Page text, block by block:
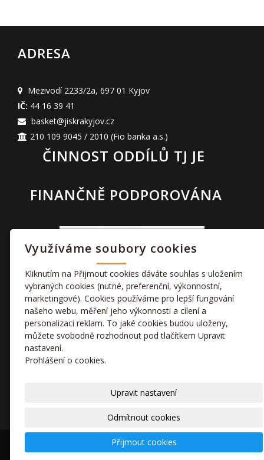
ADRESA
Mezivodí 2233/2a, 697 01 Kyjov
IČ: 44 16 39 41
basket@jiskrakyjov.cz
210 109 9045 / 2010 (Fio banka a.s.)
ČINNOST ODDÍLŮ TJ JE
FINANČNĚ PODPOROVÁNA
TAKÉ NÁS NAJDETE
kamera
© 2020 Sportovní klub
Využíváme soubory cookies
Kliknutím na Přijmout cookies dáváte souhlas s uložením
vybraných cookies (nutné, preferenční, výkonnostní,
marketingové). Cookies používáme pro lepší fungování
našeho webu, měření jeho výkonnosti a cílení a
personalizaci reklam. To jaké cookies budou uloženy,
můžete svobodně rozhodnout pod tlačítkem Upravit
nastavení.
Prohlášení o cookies.
Upravit nastavení
Odmítnout cookies
Přijmout cookies